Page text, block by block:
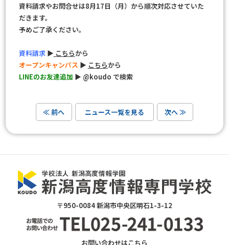
資料請求やお問合せは8月17日（月）から順次対応させていた
だきます。
予めご了承ください。
資料請求▶ こちらから
オープンキャンパス ▶ こちらから
LINEのお友達追加 ▶ @koudo で検索
≪ 前へ ニュース一覧を見る 次へ ≫
〒950-0084 新潟市中央区明石1-3-12
お問い合わせはこちら